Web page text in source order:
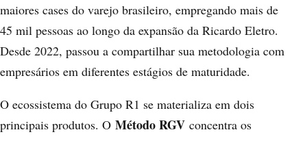
maiores cases do varejo brasileiro, empregando mais de
45 mil pessoas ao longo da expansão da Ricardo Eletro.
Desde 2022, passou a compartilhar sua metodologia com
empresários em diferentes estágios de maturidade.
O ecossistema do Grupo R1 se materializa em dois
principais produtos. O Método RGV concentra os